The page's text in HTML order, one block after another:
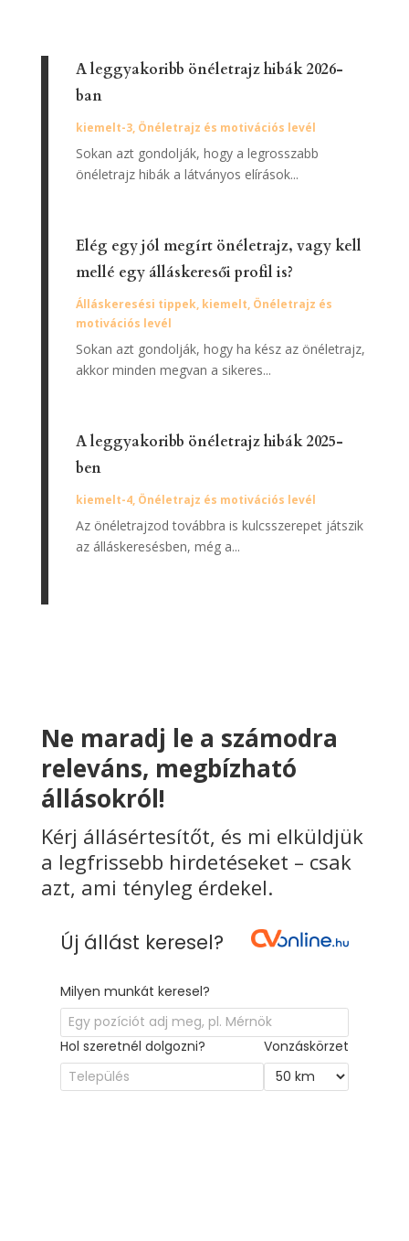
A leggyakoribb önéletrajz hibák 2026-
ban
kiemelt-3, Önéletrajz és motivációs levél
Sokan azt gondolják, hogy a legrosszabb
önéletrajz hibák a látványos elírások...
Elég egy jól megírt önéletrajz, vagy kell
mellé egy álláskeresői profil is?
Álláskeresési tippek, kiemelt, Önéletrajz és
motivációs levél
Sokan azt gondolják, hogy ha kész az önéletrajz,
akkor minden megvan a sikeres...
A leggyakoribb önéletrajz hibák 2025-
ben
kiemelt-4, Önéletrajz és motivációs levél
Az önéletrajzod továbbra is kulcsszerepet játszik
az álláskeresésben, még a...
Ne maradj le a számodra
releváns, megbízható
állásokról!
Kérj állásértesítőt, és mi elküldjük
a legfrissebb hirdetéseket – csak
azt, ami tényleg érdekel.